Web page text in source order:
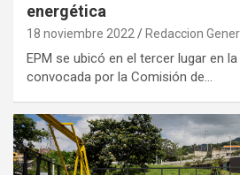
energética
18 noviembre 2022 Redaccion
EPM se ubicó en el tercer lugar en
convocada por la Comisión de…